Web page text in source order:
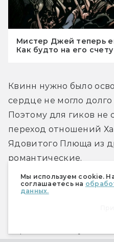
Мы используем cookie.
соглашаетесь на
данных.
Мистер Джей теперь
Как будто на его
Квинн нужно было
сердце не могло
Поэтому для гиков не
переход отношений
Ядовитого Плюща из
романтические.
Харли и Плющ — даже